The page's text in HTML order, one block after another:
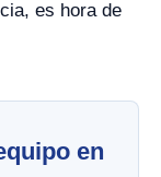
es hora de
en